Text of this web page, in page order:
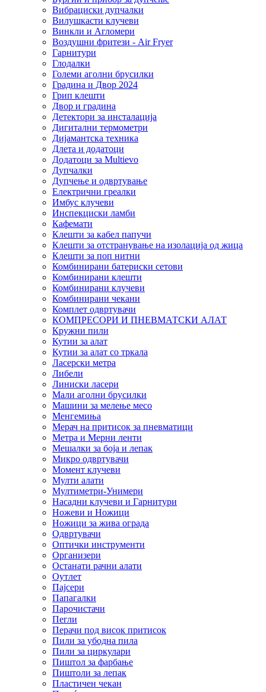
Вибрациски дупчалки
Вилушкасти клучеви
Винкли и Агломери
Воздушни фритези - Air Fryer
Гарнитури
Глодалки
Големи аголни брусилки
Градина и Двор 2024
Грип клешти
Двор и градина
Детектори за инсталација
Дигитални термометри
Дијамантска техника
Длета и додатоци
Додатоци за Multievo
Дупчалки
Дупчење и одвртување
Електрични греалки
Имбус клучеви
Инспекциски ламби
Кафемати
Клешти за кабел папучи
Клешти за отстранување на изолација од жица
Клешти за поп нитни
Комбинирани батериски сетови
Комбинирани клешти
Комбинирани клучеви
Комбинирани чекани
Комплет одвртувачи
КОМПРЕСОРИ И ПНЕВМАТСКИ АЛАТ
Кружни пили
Кутии за алат
Кутии за алат со тркала
Ласерски метра
Либели
Линиски ласери
Мали аголни брусилки
Машини за мелење месо
Менгемиња
Мерач на притисок за пневматици
Метра и Мерни ленти
Мешалки за боја и лепак
Микро одвртувачи
Момент клучеви
Мулти алати
Мултиметри-Унимери
Насадни клучеви и Гарнитури
Ножеви и Ножици
Ножици за жива ограда
Одвртувачи
Оптички инструменти
Организери
Останати рачни алати
Оутлет
Пајсери
Папагалки
Парочистачи
Пегли
Перачи под висок притисок
Пили за убодна пила
Пили за циркулари
Пиштол за фарбање
Пиштоли за лепак
Пластичен чекан